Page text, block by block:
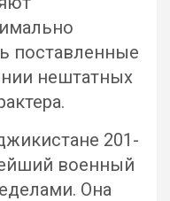
поставленные
нештатных
201-
военный
Она